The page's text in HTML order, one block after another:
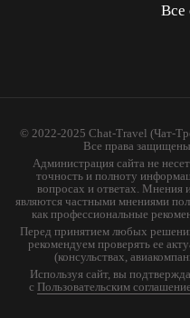
Все
© 2022-2025 Chat-Travel (Чат-
Все права
Администрация сайта не
точность и полноту
вопросах и ответах. Мнения
являются частными мнениями
как профессиональные
Перед принятием любых
рекомендуем проверять ее
(консульствах,
Используя сайт, вы
с Пользовательским